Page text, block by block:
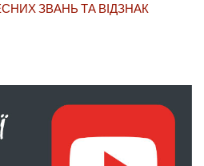
ЗВАНЬ ТА ВІДЗНАК